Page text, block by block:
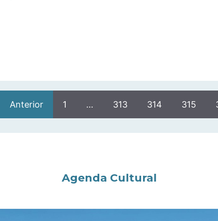
Anterior 1 … 313 314 315
Agenda Cultural